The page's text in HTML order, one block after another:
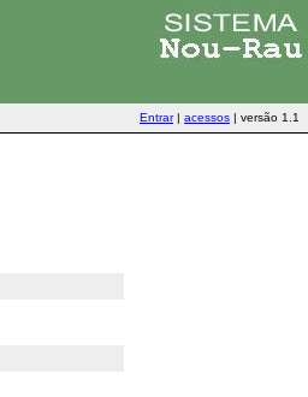
Entrar| acessos | versão 1.1